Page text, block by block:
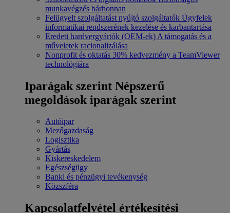
munkavégzés bárhonnan
Felügyelt szolgáltatást nyújtó szolgáltatók Ügyfelek
informatikai rendszerének kezelése és karbantartása
Eredeti hardvergyártók (OEM-ek) A támogatás és a
műveletek racionalizálása
Nonprofit és oktatás 30% kedvezmény a TeamViewer
technológiára
Iparágak szerint Népszerű
megoldások iparágak szerint
Autóipar
Mezőgazdaság
Logisztika
Gyártás
Kiskereskedelem
Egészségügy
Banki és pénzügyi tevékenység
Közszféra
Kapcsolatfelvétel értékesítési